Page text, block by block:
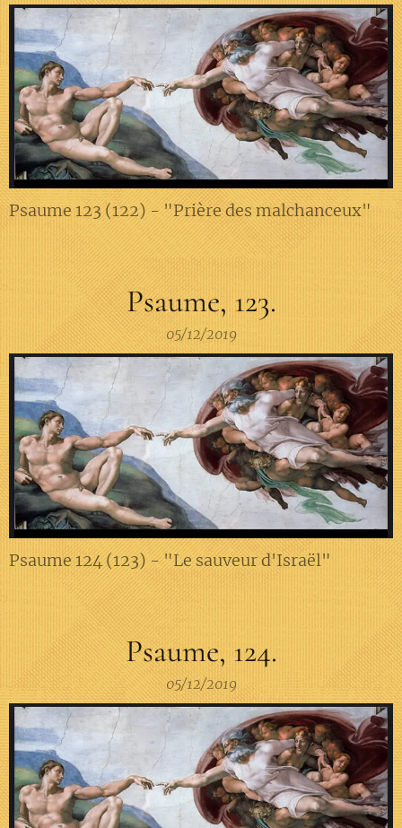
Psaume 123 (122) - "Prière des malchanceux"
Psaume, 123.
05/12/2019
Psaume 124 (123) - "Le sauveur d'Israël"
Psaume, 124.
05/12/2019